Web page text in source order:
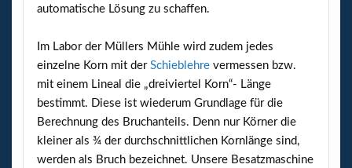
automatische Lösung zu schaffen.
Im Labor der Müllers Mühle wird zudem jedes
einzelne Korn mit der Schieblehrevermessen bzw.
mit einem Lineal die „dreiviertel Korn“- Länge
bestimmt. Diese ist wiederum Grundlage für die
Berechnung des Bruchanteils. Denn nur Körner die
kleiner als ¾ der durchschnittlichen Kornlänge sind,
werden als Bruch bezeichnet. Unsere Besatzmaschine